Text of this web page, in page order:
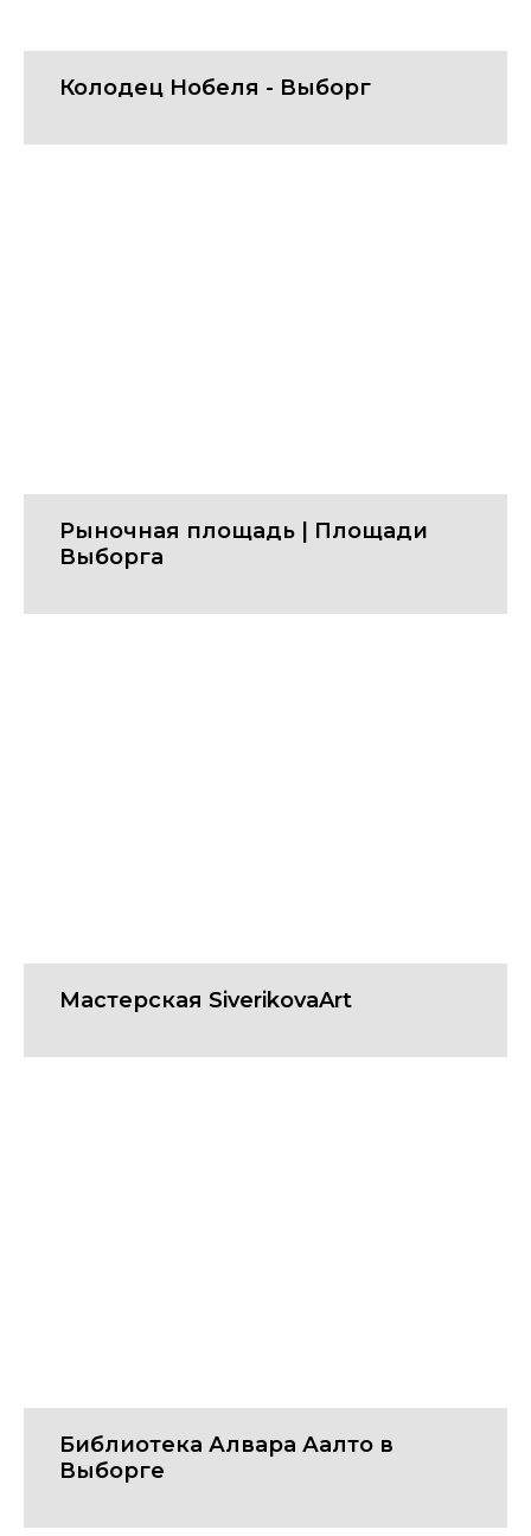
Колодец Нобеля - Выборг
Рыночная площадь | Площади
Выборга
Мастерская SiverikovaArt
Библиотека Алвара Аалто в
Выборге